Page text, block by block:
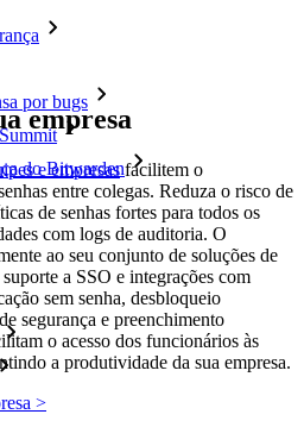
por bugs
do Bitwarden
empresa
e empresasfacilitem o
entre colegas. Reduza o risco de
de senhas fortes para todos os
com logs de auditoria. O
ao seu conjunto de soluções de
a SSO e integrações com
sem senha, desbloqueio
segurança e preenchimento
o acesso dos funcionários às
a produtividade da sua empresa.
>